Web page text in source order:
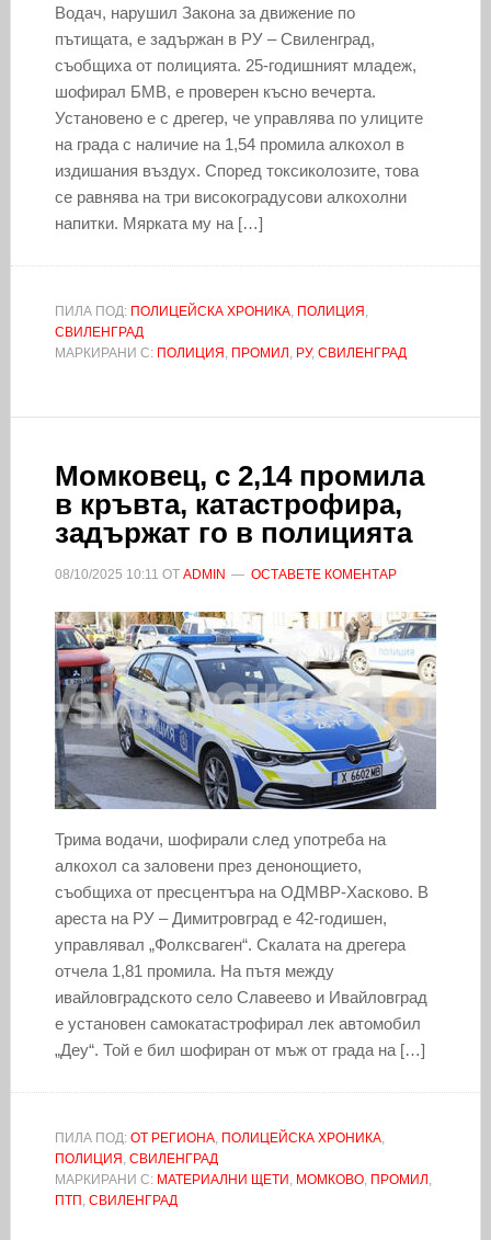
Водач, нарушил Закона за движение по
пътищата, е задържан в РУ – Свиленград,
съобщиха от полицията. 25-годишният младеж,
шофирал БМВ, е проверен късно вечерта.
Установено е с дрегер, че управлява по улиците
на града с наличие на 1,54 промила алкохол в
издишания въздух. Според токсиколозите, това
се равнява на три високоградусови алкохолни
напитки. Мярката му на […]
ПИЛА ПОД: ПОЛИЦЕЙСКА ХРОНИКА, ПОЛИЦИЯ ,
СВИЛЕНГРАД
МАРКИРАНИ С: ПОЛИЦИЯ , ПРОМИЛ , РУ, СВИЛЕНГРАД
Момковец, с 2,14 промила
в кръвта, катастрофира,
задържат го в полицията
08/10/2025 10:11 ОТ ADMIN ОСТАВЕТЕ КОМЕНТАР
Трима водачи, шофирали след употреба на
алкохол са заловени през денонощието,
съобщиха от пресцентъра на ОДМВР-Хасково. В
ареста на РУ – Димитровград е 42-годишен,
управлявал „Фолксваген“. Скалата на дрегера
отчела 1,81 промила. На пътя между
ивайловградското село Славеево и Ивайловград
е установен самокатастрофирал лек автомобил
„Деу“. Той е бил шофиран от мъж от града на […]
ПИЛА ПОД: ОТ РЕГИОНА, ПОЛИЦЕЙСКА ХРОНИКА,
ПОЛИЦИЯ , СВИЛЕНГРАД
МАРКИРАНИ С: МАТЕРИАЛНИ ЩЕТИ , МОМКОВО, ПРОМИЛ ,
ПТП , СВИЛЕНГРАД